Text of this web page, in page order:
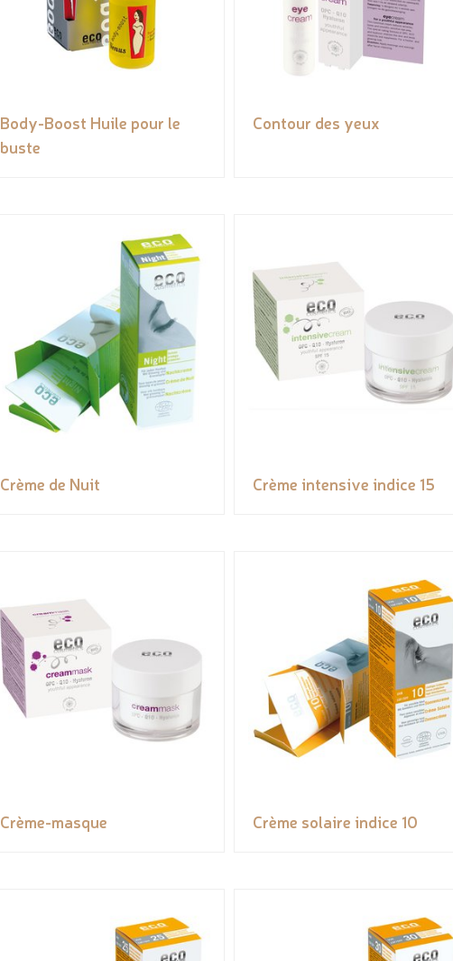
Body-Boost Huile pour le
buste
Contour des yeux
Crème de Nuit Crème intensive indice 15
Crème-masque Crème solaire indice 10